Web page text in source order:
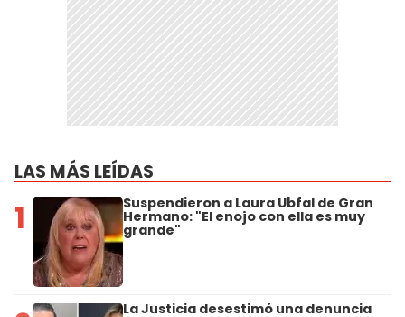
LAS MÁS LEÍDAS
1 Suspendieron a Laura Ubfal de Gran
Hermano: "El enojo con ella es muy
grande"
La Justicia desestimó una denuncia